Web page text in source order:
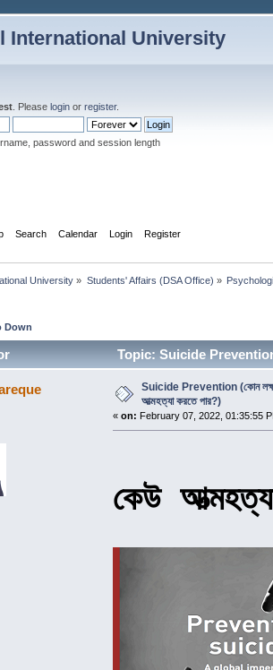
International University
. Please login or register.
password and session length
Search Calendar Login Register
University » Students' Affairs (DSA Office) »
Down
Topic: Suicide Prevention
Suicide Prevention (কোন লক্ষণ
আত্মহত্যা করতে পার?)
« on: February 07, 2022, 01:35:55
কেউ